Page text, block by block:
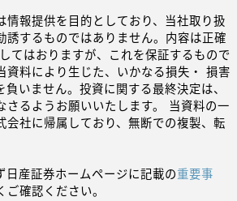
情報提供を目的としており、当社取り扱
誘するものではありません。内容は正確
てはおりますが、これを保証するもので
資料により生じた、いかなる損失・ 損害
いません。投資に関する最終決定は、
さるようお願いいたします。 当資料の一
会社に帰属しており、無断での複製、転
日産証券ホームページに記載の重要事
ご確認ください。